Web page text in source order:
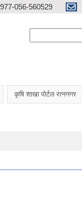
056-560529
कृषि शाखा पोर्टल रत्ननगर